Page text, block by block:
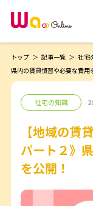
トップ 記事一覧 社宅
県内の賃貸慣習や必要な費用
社宅の知識
【地域の賃
パート２》
を公開！